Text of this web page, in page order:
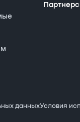
данныхУсловия